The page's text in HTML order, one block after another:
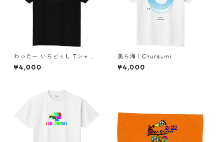
わったー いちどぅし Tシャツ
2021【Chinen × fu-mi- Proj
ect】永久保存版｜Black
¥4,000
美ら海｜Churaumi
¥4,000